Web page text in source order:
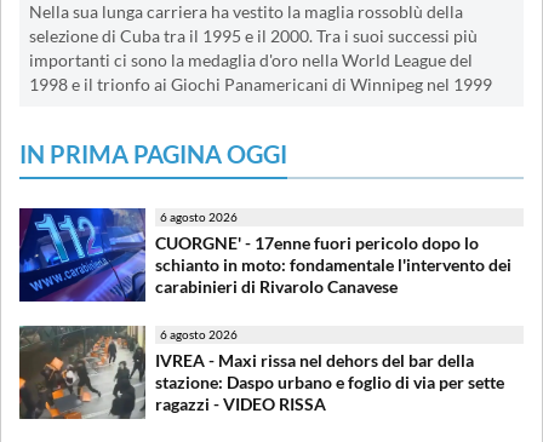
Nella sua lunga carriera ha vestito la maglia rossoblù della
selezione di Cuba tra il 1995 e il 2000. Tra i suoi successi più
importanti ci sono la medaglia d'oro nella World League del
1998 e il trionfo ai Giochi Panamericani di Winnipeg nel 1999
IN PRIMA PAGINA OGGI
6 agosto 2026
CUORGNE' - 17enne fuori pericolo dopo lo
schianto in moto: fondamentale l'intervento dei
carabinieri di Rivarolo Canavese
6 agosto 2026
IVREA - Maxi rissa nel dehors del bar della
stazione: Daspo urbano e foglio di via per sette
ragazzi - VIDEO RISSA